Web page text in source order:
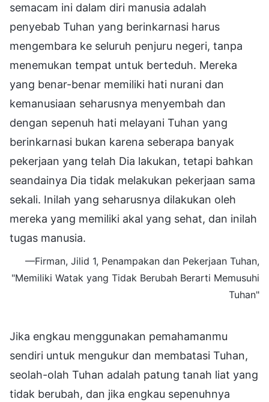
semacam ini dalam diri manusia adalah
penyebab Tuhan yang berinkarnasi harus
mengembara ke seluruh penjuru negeri, tanpa
menemukan tempat untuk berteduh. Mereka
yang benar-benar memiliki hati nurani dan
kemanusiaan seharusnya menyembah dan
dengan sepenuh hati melayani Tuhan yang
berinkarnasi bukan karena seberapa banyak
pekerjaan yang telah Dia lakukan, tetapi bahkan
seandainya Dia tidak melakukan pekerjaan sama
sekali. Inilah yang seharusnya dilakukan oleh
mereka yang memiliki akal yang sehat, dan inilah
tugas manusia.
—Firman, Jilid 1, Penampakan dan Pekerjaan Tuhan,
"Memiliki Watak yang Tidak Berubah Berarti Memusuhi
Tuhan"
Jika engkau menggunakan pemahamanmu
sendiri untuk mengukur dan membatasi Tuhan,
seolah-olah Tuhan adalah patung tanah liat yang
tidak berubah, dan jika engkau sepenuhnya